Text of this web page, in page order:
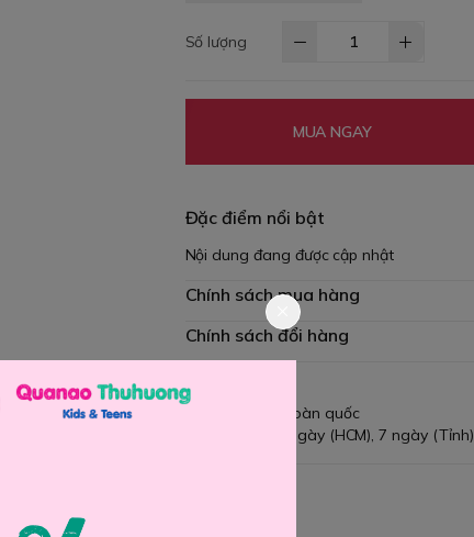
Số lượng
MUA NGAY
Đặc điểm nổi bật
Nội dung đang được cập nhật
Chính sách mua hàng
Chính sách đổi hàng
Giao hàng toàn quốc
Đổi hàng 3 ngày (HCM), 7 ngày (Tỉnh)